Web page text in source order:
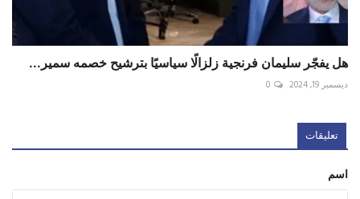
هل يفجّر سليمان فرنجية زلزالًا سياسيًا بترشيح خصمه سمير...
ديسمبر 19, 2024 0
تعليقات
اسم